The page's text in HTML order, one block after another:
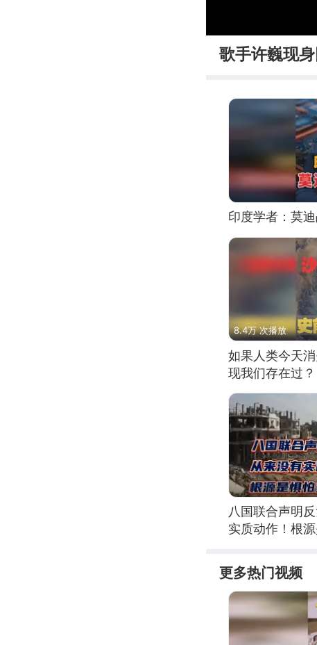
歌手许巍现
印度学者：莫迪
8.4万 次播放
如果人类今天
现我们存在过？
八国联合声明
实质动作！根
更多热门视频